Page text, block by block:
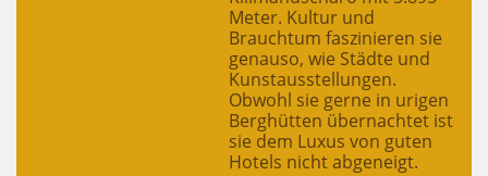
Meter. Kultur und
Brauchtum faszinieren sie
genauso, wie Städte und
Kunstausstellungen.
Obwohl sie gerne in urigen
Berghütten übernachtet ist
sie dem Luxus von guten
Hotels nicht abgeneigt.